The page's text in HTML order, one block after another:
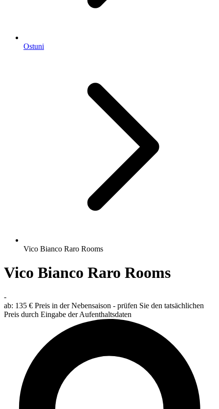
Ostuni
Vico Bianco Raro Rooms
Vico Bianco Raro Rooms
-
ab: 135 € Preis in der Nebensaison - prüfen Sie den tatsächlichen
Preis durch Eingabe der Aufenthaltsdaten